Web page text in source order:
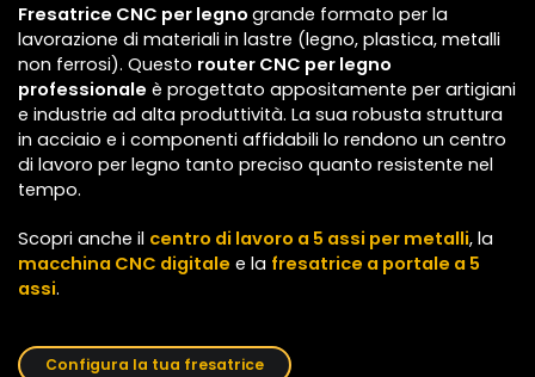
Fresatrice CNC per legno grande formato per la
lavorazione di materiali in lastre (legno, plastica, metalli
non ferrosi). Questo router CNC per legno
professionale è progettato appositamente per artigiani
e industrie ad alta produttività. La sua robusta struttura
in acciaio e i componenti affidabili lo rendono un centro
di lavoro per legno tanto preciso quanto resistente nel
tempo.
Scopri anche il centro di lavoro a 5 assi per metalli, la
macchina CNC digitale e la fresatrice a portale a 5
assi.
Configura la tua fresatrice